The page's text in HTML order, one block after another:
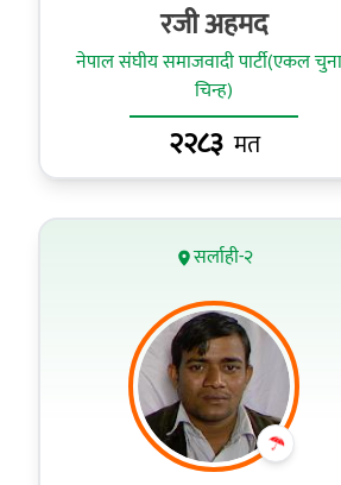
रजी अहमद
नेपाल संघीय समाजवादी पार्टी(एकल
चिन्ह)
२२८३ मत
सर्लाही-२